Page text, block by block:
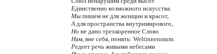
Единственно возможного искусства.
Мы пишем не для женщин и красот,
А для пространства внутримирового,
Но не дано трехкоренное Слово
Нам, вне себя, понять: Weltinnenraum.
Редеет речь живыми небесами